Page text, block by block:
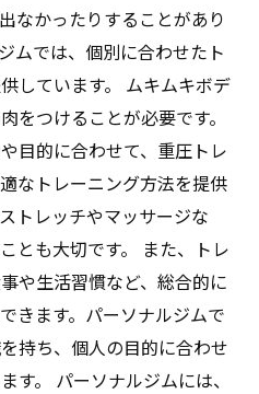
なかったりすることがあり
ムでは、個別に合わせたト
しています。 ムキムキボデ
をつけることが必要です。
目的に合わせて、重圧トレ
なトレーニング方法を提供
トレッチやマッサージな
とも大切です。 また、トレ
や生活習慣など、総合的に
きます。パーソナルジムで
持ち、個人の目的に合わせ
す。 パーソナルジムには、